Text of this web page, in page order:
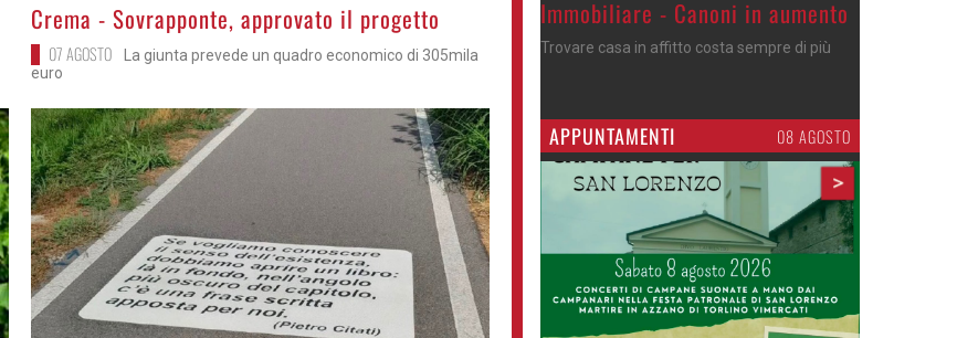
>
Crema - Sovrapponte, approvato il progetto
07 AGOSTO
La giunta prevede un quadro economico di 305mila
euro
Immobiliare - Canoni in aumento
Trovare casa in affitto costa sempre di più
APPUNTAMENTI 06 AGOSTO
>